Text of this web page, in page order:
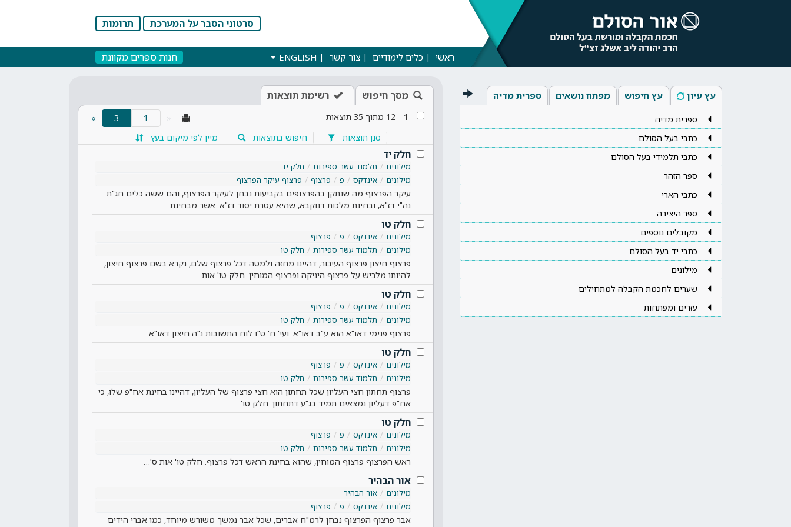
סרטוני הסבר על המערכת תרומות
ראשי כלים לימודיים צור קשר ENGLISH חנות ספרים מקוונת
עץ עיון עץ חיפוש מפתח נושאים ספרית מדיה
ספרית מדיה
כתבי בעל הסולם
כתבי תלמידי בעל הסולם
ספר הזהר
כתבי הארי
ספר היצירה
מקובלים נוספים
כתבי יד בעל הסולם
מילונים
שערים לחכמת הקבלה למתחילים
עזרים ומפתחות
מסך חיפוש רשימת תוצאות
1
-
12 מתוך 35 תוצאות 3
(current)
»
סנן תוצאות
חיפוש בתוצאות מיין לפי מיקום בעץ
חלק יד
מילונים תלמוד עשר ספירות
חלק יד
מילונים
אינדקס פ פרצוף פרצוף עיקר הפרצוף
עיקר הפרצוף מה שנתקן בהפרצופים בקביעות נבחן לעיקר הפרצוף, והם ששה כלים חג"ת
נה"י דז"א, ובחינת מלכות דנוקבא, שהיא עטרת יסוד דז"א. אשר מבחינת…
חלק טו
מילונים אינדקס פ
פרצוף
מילונים
תלמוד עשר ספירות חלק טו
פרצוף חיצון פרצוף העיבור, דהיינו מחזה ולמטה דכל פרצוף שלם, נקרא בשם פרצוף חיצון,
להיותו מלביש על פרצוף היניקה ופרצוף המוחין. חלק טו' אות…
חלק טו
מילונים אינדקס פ
פרצוף
מילונים
תלמוד עשר ספירות חלק טו
פרצוף פנימי דאו"א הוא ע"ב דאו"א. ועי' ח' ט"ו לוח התשובות נ"ה חיצון דאו"א.…
חלק טו
מילונים אינדקס פ
פרצוף
מילונים
תלמוד עשר ספירות חלק טו
פרצוף תחתון חצי העליון שכל תחתון הוא חצי פרצוף של העליון, דהיינו בחינת אח"פ שלו, כי
אח"פ דעליון נמצאים תמיד בג"ע דתחתון. חלק טו'…
חלק טו
מילונים אינדקס פ
פרצוף
מילונים
תלמוד עשר ספירות חלק טו
ראש הפרצוף פרצוף המוחין, שהוא בחינת הראש דכל פרצוף. חלק טו' אות ס'…
אור הבהיר
מילונים
אור הבהיר
מילונים
אינדקס פ פרצוף
אבר פרצוף הפרצוף נבחן לרמ"ח אברים, שכל אבר נמשך משורש מיוחד, כמו אברי הידים